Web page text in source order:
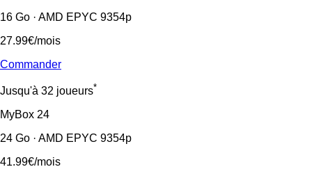
16 Go · AMD EPYC 9354p
27.99€/mois
Commander
Jusqu'à 32 joueurs*
MyBox 24
24 Go · AMD EPYC 9354p
41.99€/mois